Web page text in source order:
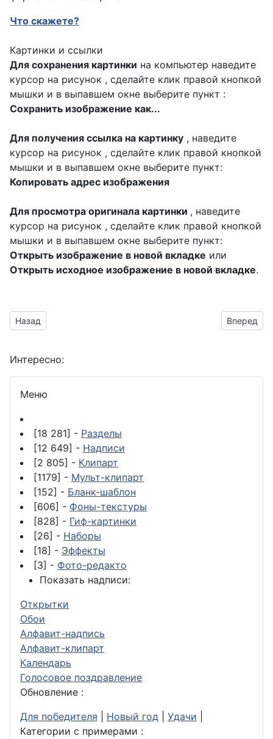
Что скажете?
Картинки и ссылки
Для сохранения картинки на компьютер наведите
курсор на рисунок , сделайте клик правой кнопкой
мышки и в выпавшем окне выберите пункт :
Сохранить изображение как...
Для получения ссылка на картинку , наведите
курсор на рисунок , сделайте клик правой кнопкой
мышки и в выпавшем окне выберите пункт:
Копировать адрес изображения
Для просмотра оригинала картинки , наведите
курсор на рисунок , сделайте клик правой кнопкой
мышки и в выпавшем окне выберите пункт:
Открыть изображение в новой вкладке или
Открыть исходное изображение в новой вкладке.
Предыдущий материал: День дружбы - надпись для
Назад Вперед
Интересно:
Меню
[18 281] - Разделы
[12 649] - Надписи
[2 805] - Клипарт
[1179] - Мульт-клипарт
[152] - Бланк-шаблон
[606] - Фоны-текстуры
[828] - Гиф-картинки
[26] - Наборы
[18] - Эффекты
[3] - Фото-редакто
Показать надписи:
Открытки
Обои
Алфавит-надпись
Алфавит-клипарт
Календарь
Голосовое поздравление
Обновление :
Для победителя
Новый год Удачи
Категории с примерами :